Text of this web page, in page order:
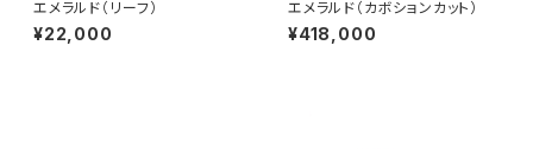
エメラルド（リーフ）
¥22,000
エメラルド（カボションカット）
¥418,000